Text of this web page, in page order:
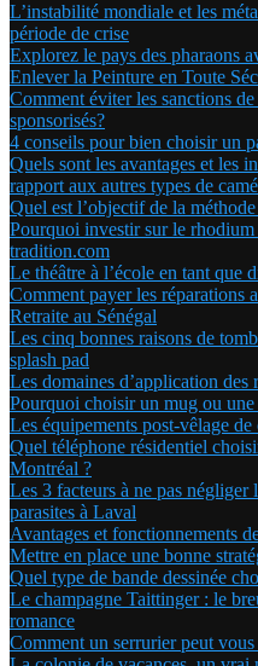
L’instabilité mondiale et les
période de crise
Explorez le pays des pharaons
Enlever la Peinture en Toute
Comment éviter les sanctions
sponsorisés?
4 conseils pour bien choisir un
Quels sont les avantages et les
rapport aux autres types de
Quel est l’objectif de la
Pourquoi investir sur le
tradition.com
Le théâtre à l’école en tant que
Comment payer les réparations
Retraite au Sénégal
Les cinq bonnes raisons de
splash pad
Les domaines d’application des
Pourquoi choisir un mug ou une
Les équipements post-vêlage
Quel téléphone résidentiel
Montréal ?
Les 3 facteurs à ne pas
parasites à Laval
Avantages et fonctionnements
Mettre en place une bonne
Quel type de bande dessinée
Le champagne Taittinger : le
romance
Comment un serrurier peut vous